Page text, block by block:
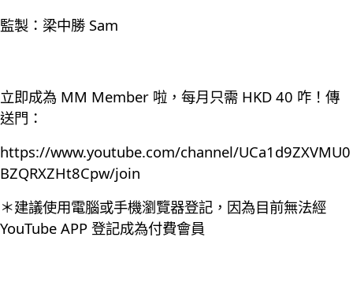
監製：梁中勝 Sam
立即成為 MM Member 啦，每月只需 HKD 40 咋！傳
送門：
https://www.youtube.com/channel/UCa1d9ZXVMU0
BZQRXZHt8Cpw/join
＊建議使用電腦或手機瀏覽器登記，因為目前無法經
YouTube APP 登記成為付費會員